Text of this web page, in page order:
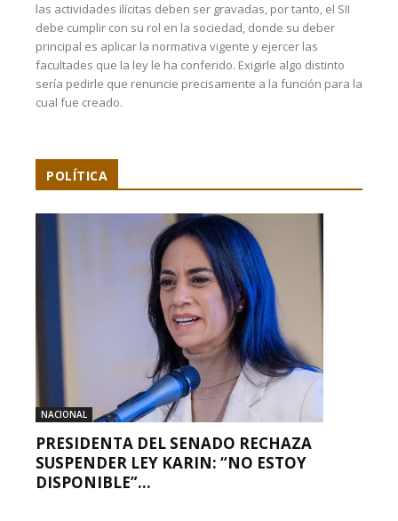
las actividades ilícitas deben ser gravadas, por tanto, el SII
debe cumplir con su rol en la sociedad, donde su deber
principal es aplicar la normativa vigente y ejercer las
facultades que la ley le ha conferido. Exigirle algo distinto
sería pedirle que renuncie precisamente a la función para la
cual fue creado.
POLÍTICA
NACIONAL
PRESIDENTA DEL SENADO RECHAZA
SUSPENDER LEY KARIN: “NO ESTOY
DISPONIBLE”...